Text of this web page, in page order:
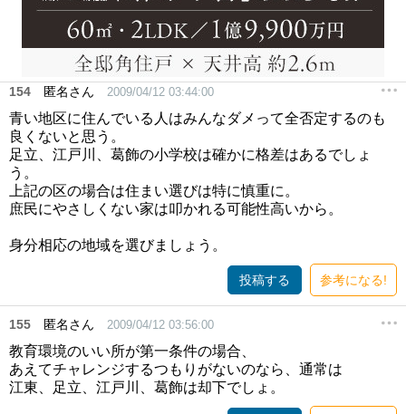
154 匿名さん 2009/04/12 03:44:00
青い地区に住んでいる人はみんなダメって全否定するのも
良くないと思う。
足立、江戸川、葛飾の小学校は確かに格差はあるでしょ
う。
上記の区の場合は住まい選びは特に慎重に。
庶民にやさしくない家は叩かれる可能性高いから。
身分相応の地域を選びましょう。
投稿する 参考になる!
155 匿名さん 2009/04/12 03:56:00
教育環境のいい所が第一条件の場合、
あえてチャレンジするつもりがないのなら、通常は
江東、足立、江戸川、葛飾は却下でしょ。